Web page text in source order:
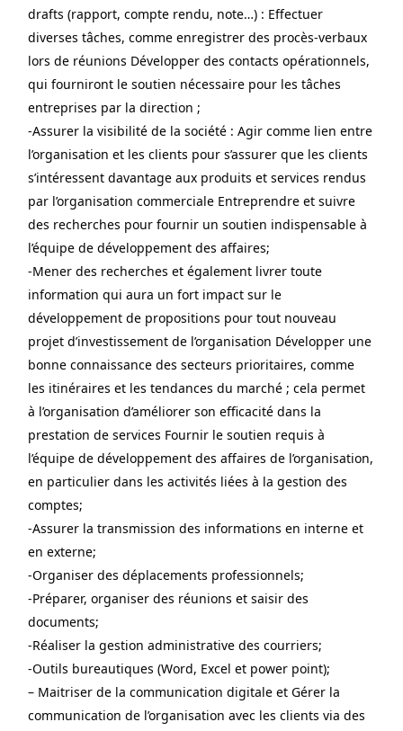
drafts (rapport, compte rendu, note…) : Effectuer
diverses tâches, comme enregistrer des procès-verbaux
lors de réunions Développer des contacts opérationnels,
qui fourniront le soutien nécessaire pour les tâches
entreprises par la direction ;
-Assurer la visibilité de la société : Agir comme lien entre
l’organisation et les clients pour s’assurer que les clients
s’intéressent davantage aux produits et services rendus
par l’organisation commerciale Entreprendre et suivre
des recherches pour fournir un soutien indispensable à
l’équipe de développement des affaires;
-Mener des recherches et également livrer toute
information qui aura un fort impact sur le
développement de propositions pour tout nouveau
projet d’investissement de l’organisation Développer une
bonne connaissance des secteurs prioritaires, comme
les itinéraires et les tendances du marché ; cela permet
à l’organisation d’améliorer son efficacité dans la
prestation de services Fournir le soutien requis à
l’équipe de développement des affaires de l’organisation,
en particulier dans les activités liées à la gestion des
comptes;
-Assurer la transmission des informations en interne et
en externe;
-Organiser des déplacements professionnels;
-Préparer, organiser des réunions et saisir des
documents;
-Réaliser la gestion administrative des courriers;
-Outils bureautiques (Word, Excel et power point);
– Maitriser de la communication digitale et Gérer la
communication de l’organisation avec les clients via des